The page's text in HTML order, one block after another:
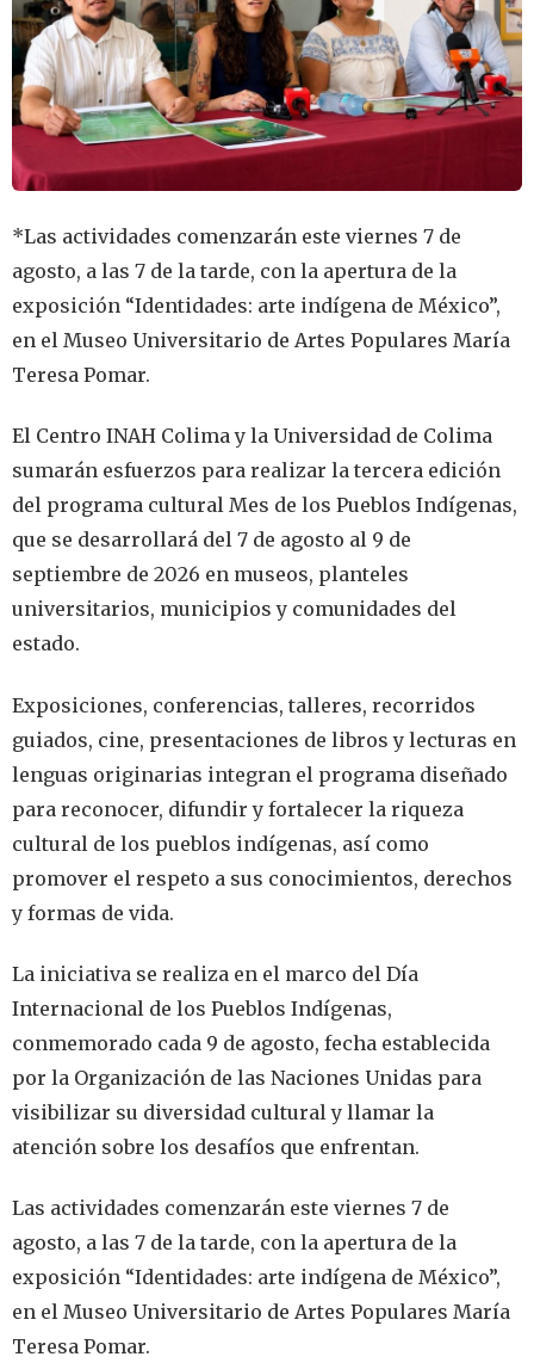
*Las actividades comenzarán este viernes 7 de
agosto, a las 7 de la tarde, con la apertura de la
exposición “Identidades: arte indígena de México”,
en el Museo Universitario de Artes Populares María
Teresa Pomar.
El Centro INAH Colima y la Universidad de Colima
sumarán esfuerzos para realizar la tercera edición
del programa cultural Mes de los Pueblos Indígenas,
que se desarrollará del 7 de agosto al 9 de
septiembre de 2026 en museos, planteles
universitarios, municipios y comunidades del
estado.
Exposiciones, conferencias, talleres, recorridos
guiados, cine, presentaciones de libros y lecturas en
lenguas originarias integran el programa diseñado
para reconocer, difundir y fortalecer la riqueza
cultural de los pueblos indígenas, así como
promover el respeto a sus conocimientos, derechos
y formas de vida.
La iniciativa se realiza en el marco del Día
Internacional de los Pueblos Indígenas,
conmemorado cada 9 de agosto, fecha establecida
por la Organización de las Naciones Unidas para
visibilizar su diversidad cultural y llamar la
atención sobre los desafíos que enfrentan.
Las actividades comenzarán este viernes 7 de
agosto, a las 7 de la tarde, con la apertura de la
exposición “Identidades: arte indígena de México”,
en el Museo Universitario de Artes Populares María
Teresa Pomar.